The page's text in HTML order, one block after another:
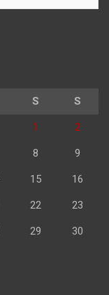
S S
1 2
8 9
15 16
22 23
29 30